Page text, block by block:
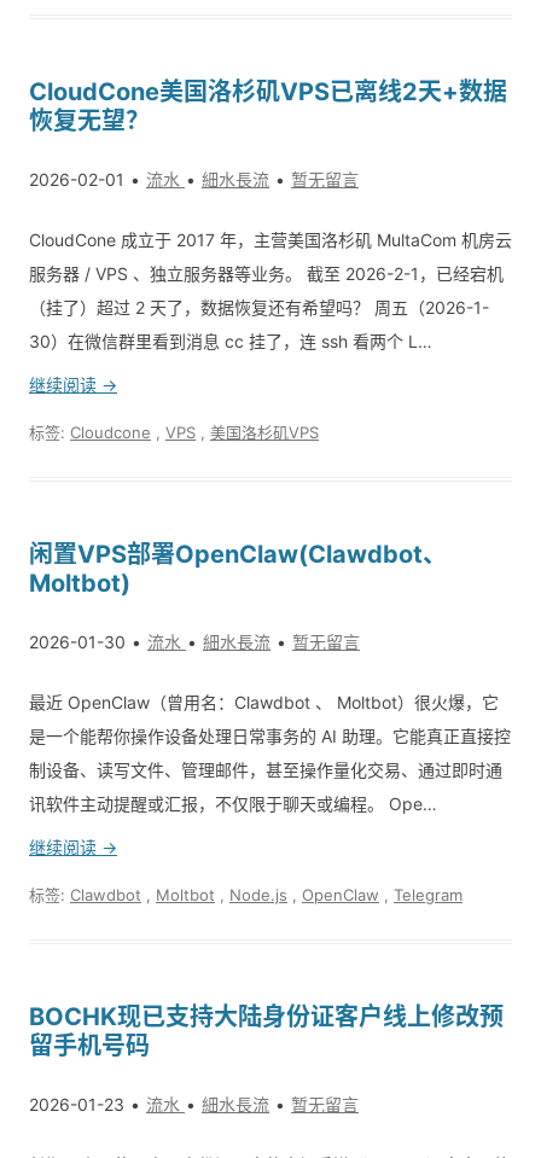
CloudCone美国洛杉矶VPS已离线2天+数据
恢复无望？
2026-02-01 流水 細水長流 暂无留言
CloudCone 成立于 2017 年，主营美国洛杉矶 Mul­ta­Com 机房云
服务器 / VPS 、独立服务器等业务。 截至 2026-2-1，已经宕机
（挂了）超过 2 天了，数据恢复还有希望吗？ 周五（2026-1-
30）在微信群里看到消息 cc 挂了，连 ssh 看两个 L…
继续阅读 →
标签: Cloudcone VPS 美国洛杉矶VPS
闲置VPS部署OpenClaw(Clawdbot、
Moltbot)
2026-01-30 流水 細水長流 暂无留言
最近 OpenClaw（曾用名：Clawdbot 、 Moltbot）很火爆，它
是一个能帮你操作设备处理日常事务的 AI 助理。它能真正直接控
制设备、读写文件、管理邮件，甚至操作量化交易、通过即时通
讯软件主动提醒或汇报，不仅限于聊天或编程。 Ope…
继续阅读 →
标签: Clawdbot Moltbot Node.js OpenClaw Telegram
BOCHK现已支持大陆身份证客户线上修改预
留手机号码
2026-01-23 流水 細水長流 暂无留言